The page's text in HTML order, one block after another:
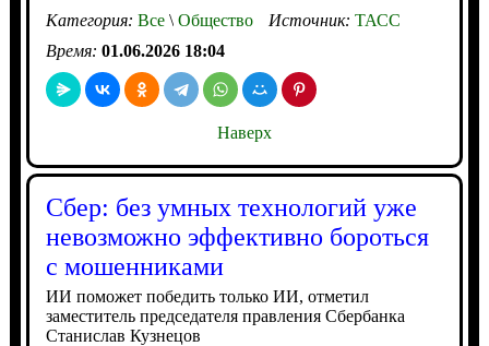
Категория: Все\Общество Источник: ТАСС
Время: 01.06.2026 18:04
Наверх
Сбер: без умных технологий уже
невозможно эффективно бороться
с мошенниками
ИИ поможет победить только ИИ, отметил
заместитель председателя правления Сбербанка
Станислав Кузнецов